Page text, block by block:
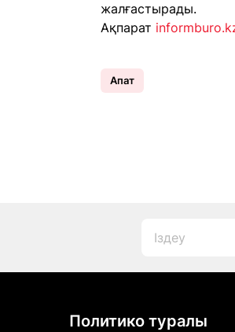
жалғастырады.
Ақпарат
Апат
Политико туралы